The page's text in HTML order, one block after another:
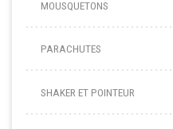
MOUSQUETONS
PARACHUTES
SHAKER ET POINTEUR